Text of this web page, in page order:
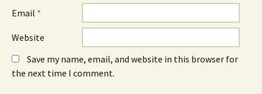
Email *
Website
Save my name, email, and website in this browser for
the next time I comment.